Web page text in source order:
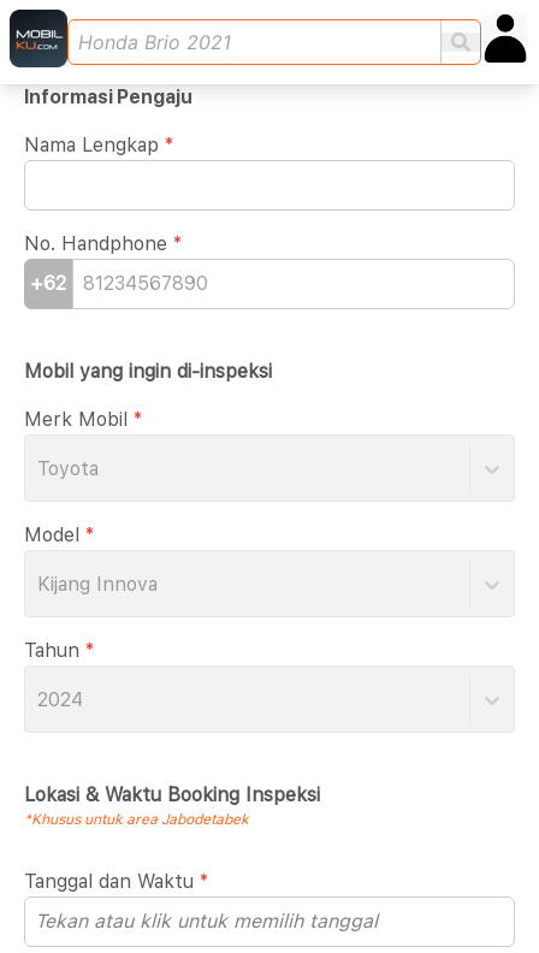
Informasi Pengaju
Nama Lengkap *
No. Handphone *
+62
Mobil yang ingin di-inspeksi
Merk Mobil *
Toyota
Model *
Kijang Innova
Tahun *
2024
Lokasi & Waktu Booking Inspeksi
*Khusus untuk area Jabodetabek
Tanggal dan Waktu *